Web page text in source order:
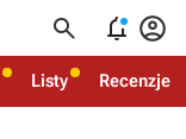
  
Listy Recenzje